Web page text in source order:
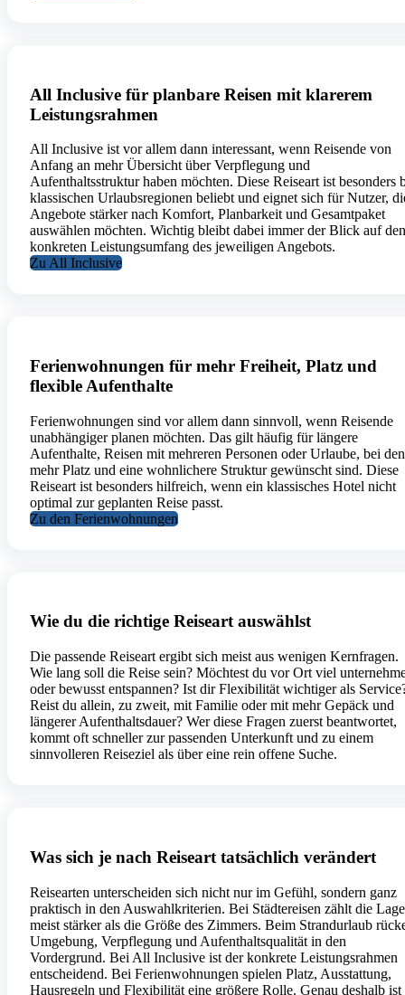
All Inclusive für planbare Reisen mit klarerem
Leistungsrahmen
All Inclusive ist vor allem dann interessant, wenn Reisende von
Anfang an mehr Übersicht über Verpflegung und
Aufenthaltsstruktur haben möchten. Diese Reiseart ist besonders
klassischen Urlaubsregionen beliebt und eignet sich für Nutzer,
Angebote stärker nach Komfort, Planbarkeit und Gesamtpaket
auswählen möchten. Wichtig bleibt dabei immer der Blick auf den
konkreten Leistungsumfang des jeweiligen Angebots.
Zu All Inclusive
Ferienwohnungen für mehr Freiheit, Platz und
flexible Aufenthalte
Ferienwohnungen sind vor allem dann sinnvoll, wenn Reisende
unabhängiger planen möchten. Das gilt häufig für längere
Aufenthalte, Reisen mit mehreren Personen oder Urlaube, bei
mehr Platz und eine wohnlichere Struktur gewünscht sind. Diese
Reiseart ist besonders hilfreich, wenn ein klassisches Hotel nicht
optimal zur geplanten Reise passt.
Zu den Ferienwohnungen
Wie du die richtige Reiseart auswählst
Die passende Reiseart ergibt sich meist aus wenigen Kernfragen.
Wie lang soll die Reise sein? Möchtest du vor Ort viel
oder bewusst entspannen? Ist dir Flexibilität wichtiger als
Reist du allein, zu zweit, mit Familie oder mit mehr Gepäck und
längerer Aufenthaltsdauer? Wer diese Fragen zuerst beantwortet,
kommt oft schneller zur passenden Unterkunft und zu einem
sinnvolleren Reiseziel als über eine rein offene Suche.
Was sich je nach Reiseart tatsächlich verändert
Reisearten unterscheiden sich nicht nur im Gefühl, sondern ganz
praktisch in den Auswahlkriterien. Bei Städtereisen zählt die Lage
meist stärker als die Größe des Zimmers. Beim Strandurlaub
Umgebung, Verpflegung und Aufenthaltsqualität in den
Vordergrund. Bei All Inclusive ist der konkrete Leistungsrahmen
entscheidend. Bei Ferienwohnungen spielen Platz, Ausstattung,
Hausregeln und Flexibilität eine größere Rolle. Genau deshalb ist